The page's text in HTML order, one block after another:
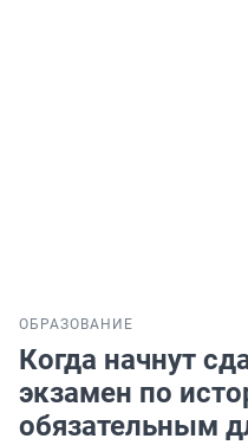
ОБРАЗОВАНИЕ
Когда начнут
экзамен по
обязательным